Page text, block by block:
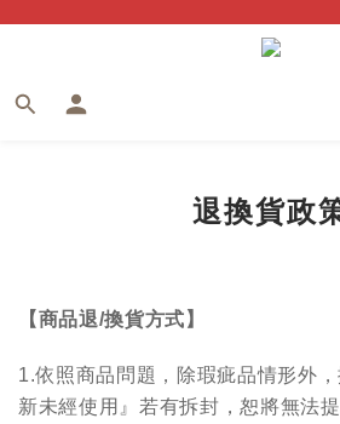
退換貨政
【商品退/換貨方式】
1.依照商品問題，除瑕疵品情形外
新未經使用』若有拆封，恕將無法提